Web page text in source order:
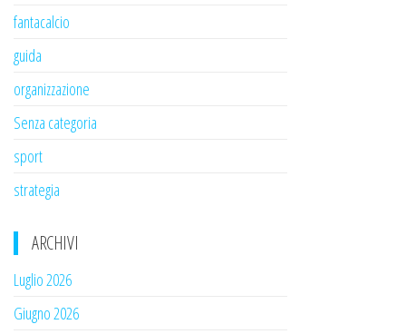
fantacalcio
guida
organizzazione
Senza categoria
sport
strategia
ARCHIVI
Luglio 2026
Giugno 2026